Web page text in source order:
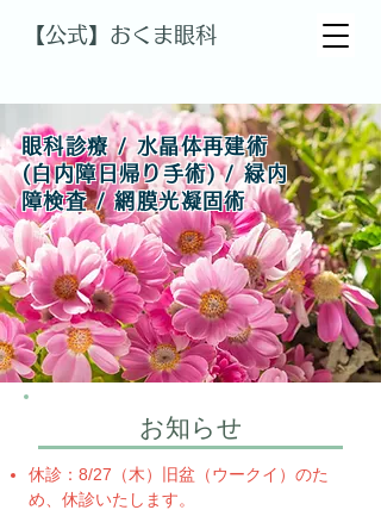
【公式】おくま眼科
眼科診療 / 水晶体再建術
(白内障日帰り手術) / 緑内
障検査 / 網膜光凝固術
お知らせ
休診：8/27（木）旧盆（ウークイ）のた
め、休診いたします。